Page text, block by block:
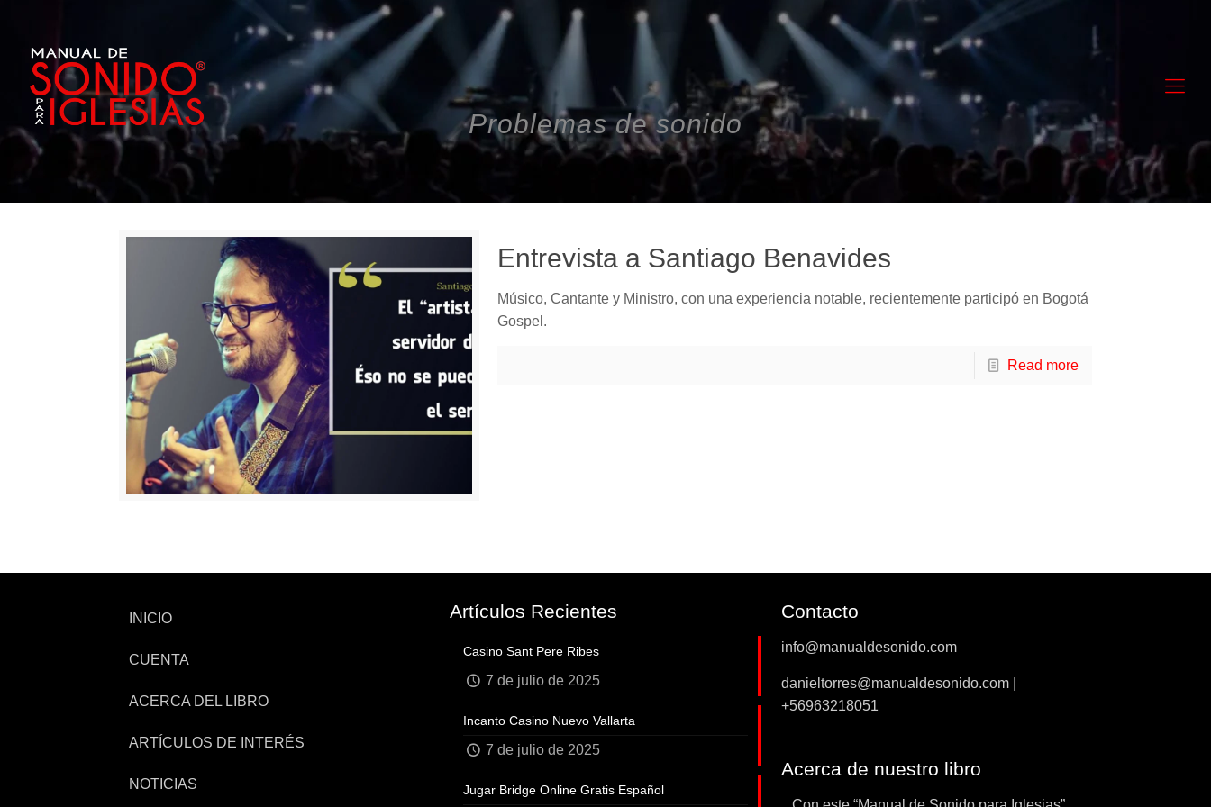
Problemas de sonido
Entrevista a Santiago Benavides
Músico, Cantante y Ministro, con una experiencia notable, recientemente participó en Bogotá
Gospel.
Read more
INICIO
CUENTA
ACERCA DEL LIBRO
ARTÍCULOS DE INTERÉS
NOTICIAS
Artículos Recientes
Casino Sant Pere Ribes
7 de julio de 2025
Incanto Casino Nuevo Vallarta
7 de julio de 2025
Jugar Bridge Online Gratis Español
Contacto
info@manualdesonido.com
danieltorres@manualdesonido.com |
+56963218051
Acerca de nuestro libro